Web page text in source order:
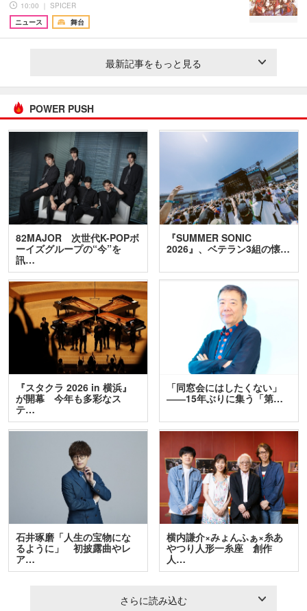
10:00 ｜ SPICER
ニュース
舞台
最新記事をもっと見る
POWER PUSH
82MAJOR 次世代K-POPボ
ーイズグループの“今”を
訊…
『SUMMER SONIC
2026』、ベテラン3組の懐…
『スタクラ 2026 in 横浜』
が開幕 今年も多彩なス
テ…
「同窓会にはしたくない」
――15年ぶりに集う「第…
石井琢磨「人生の宝物にな
るように」 初披露曲やレ
ア…
横内謙介×みょんふぁ×糸あ
やつり人形一糸座 創作
人…
さらに読み込む